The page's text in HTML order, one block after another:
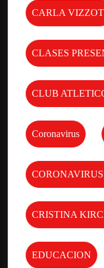
CARLA
CLASES
CLUB
Coronavirus
CRISTINA
EDUCACION